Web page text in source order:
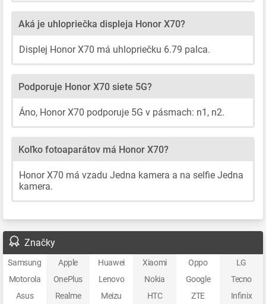
Aká je uhlopriečka displeja Honor X70?
Displej Honor X70 má uhlopriečku 6.79 palca.
Podporuje Honor X70 siete 5G?
Áno, Honor X70 podporuje 5G v pásmach: n1, n2.
Koľko fotoaparátov má Honor X70?
Honor X70 má vzadu Jedna kamera a na selfie Jedna
kamera.
Značky
Samsung Apple Huawei Xiaomi Oppo
LG
Motorola
OnePlus Lenovo Nokia Google
Tecno
Asus
Realme Meizu HTC ZTE
Infinix